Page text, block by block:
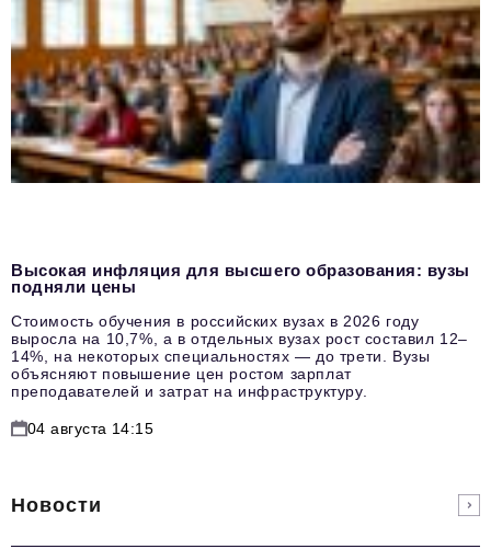
Высокая инфляция для высшего образования: вузы
подняли цены
Стоимость обучения в российских вузах в 2026 году
выросла на 10,7%, а в отдельных вузах рост составил 12–
14%, на некоторых специальностях — до трети. Вузы
объясняют повышение цен ростом зарплат
преподавателей и затрат на инфраструктуру.
04 августа 14:15
Новости